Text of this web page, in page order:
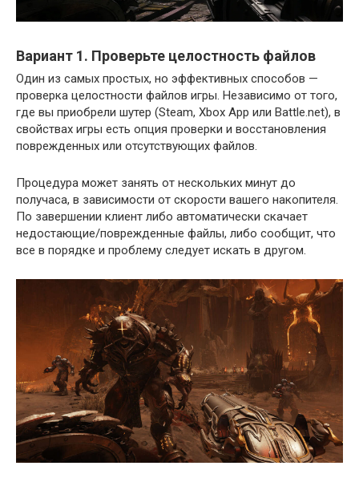
Вариант 1. Проверьте целостность файлов
Один из самых простых, но эффективных способов —
проверка целостности файлов игры. Независимо от того,
где вы приобрели шутер (Steam, Xbox App или Battle.net), в
свойствах игры есть опция проверки и восстановления
поврежденных или отсутствующих файлов.
Процедура может занять от нескольких минут до
получаса, в зависимости от скорости вашего накопителя.
По завершении клиент либо автоматически скачает
недостающие/поврежденные файлы, либо сообщит, что
все в порядке и проблему следует искать в другом.